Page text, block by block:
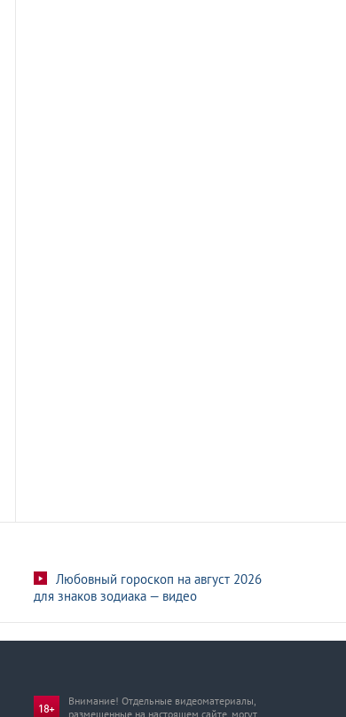
Любовный гороскоп на август 2026
для знаков зодиака — видео
Внимание! Отдельные видеоматериалы,
размещенные на настоящем сайте, могут